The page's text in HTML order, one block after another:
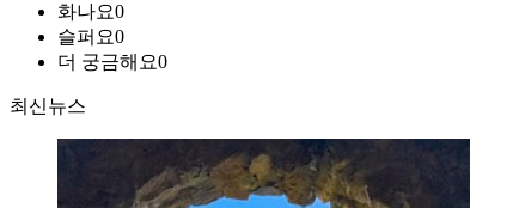
화나요0
슬퍼요0
더 궁금해요0
최신뉴스